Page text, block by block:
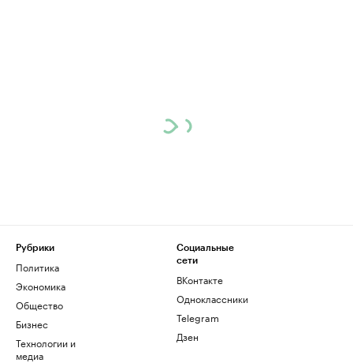
Рубрики
Политика
Экономика
Общество
Бизнес
Технологии и
медиа
Социальные
сети
ВКонтакте
Одноклассники
Telegram
Дзен